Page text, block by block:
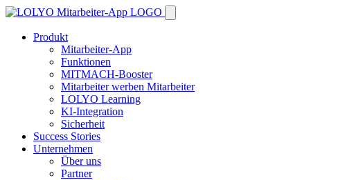
Produkt
Mitarbeiter-App
Funktionen
MITMACH-Booster
Mitarbeiter werben Mitarbeiter
LOLYO Learning
KI-Integration
Sicherheit
Success Stories
Unternehmen
Über uns
Partner